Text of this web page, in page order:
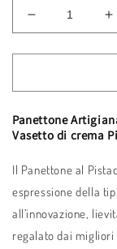
Diminuisci
quantità
per
Al
con
vasetto
al
Pitacchio
Panettone
Vasetto di crema
Il Panettone al
espressione della
all’innovazione,
regalato dai migliori